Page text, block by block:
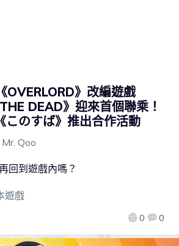
OVERLORD》改編遊戲
DEAD》迎來首個聯乘！
このすば》推出合作活動
Mr. Qoo
0 0
回到遊戲內嗎？
遊戲